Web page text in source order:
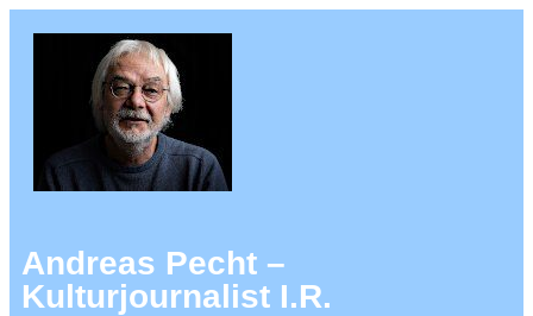
springen
Andreas Pecht –
Kulturjournalist I.R.